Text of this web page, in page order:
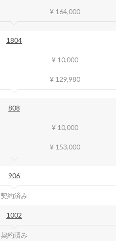
¥ 164,000
1804
¥ 10,000
¥ 129,980
808
¥ 10,000
¥ 153,000
906
契約済み
1002
契約済み